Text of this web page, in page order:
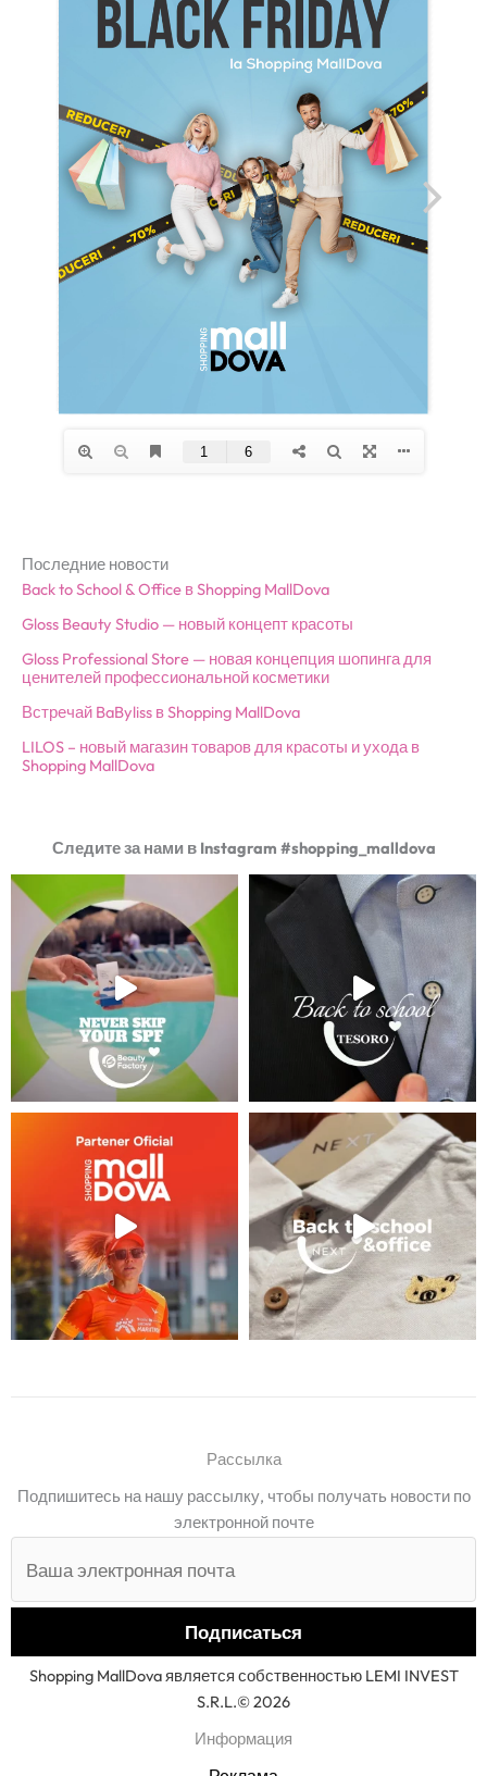
Последние новости
Back to School & Office в Shopping MallDova
Gloss Beauty Studio — новый концепт красоты
Gloss Professional Store — новая концепция шопинга для
ценителей профессиональной косметики
Встречай BaByliss в Shopping MallDova
LILOS – новый магазин товаров для красоты и ухода в
Shopping MallDova
Следите за нами в Instagram #shopping_malldova
Рассылка
Подпишитесь на нашу рассылку, чтобы получать новости по
электронной почте
Shopping MallDova является собственностью LEMI INVEST
S.R.L.© 2026
Информация